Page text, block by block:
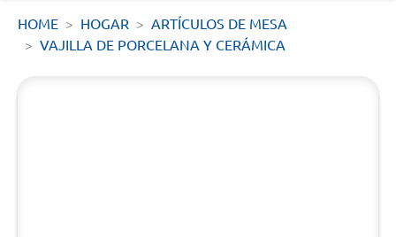
HOME HOGAR
ARTÍCULOS DE MESA
VAJILLA DE PORCELANA Y CERÁMICA